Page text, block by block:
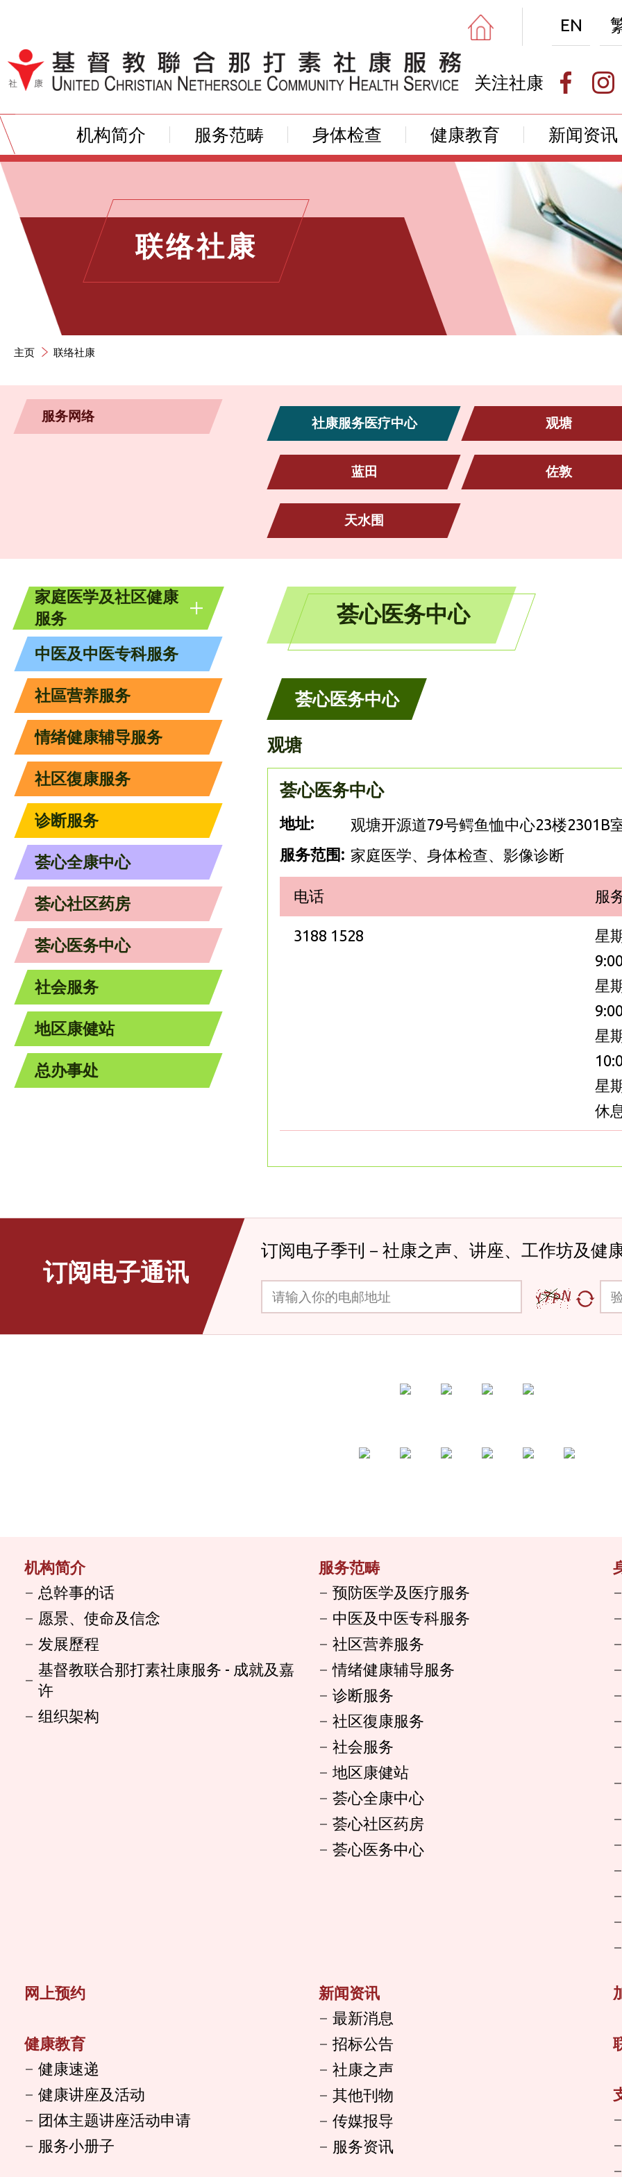
跳到内容（按输入键）
EN
关注社康
机构简介 服务范畴 身体检查 健康教育 新闻资讯
联络社康
主页 联络社康
服务网络 社康服务医疗中心 观塘
蓝田 佐敦
天水围
家庭医学及社区健康
服务
中医及中医专科服务
社區营养服务
情绪健康辅导服务
社区復康服务
诊断服务
荟心全康中心
荟心社区药房
荟心医务中心
社会服务
地区康健站
总办事处
荟心医务中心
荟心医务中心
观塘
荟心医务中心
地址: 观塘开源道79号鳄鱼恤中心23楼2301B
服务范围: 家庭医学、身体检查、影像诊断
电话 服
3188 1528
星
星
星
星
休
订阅电子通讯
订阅电子季刊－社康之声、讲座、工作坊及健
请输入你的电邮地址 验证
机构简介
总幹事的话
愿景、使命及信念
发展歷程
基督教联合那打素社康服务 - 成就及嘉
许
组织架构
服务范畴
预防医学及医疗服务
中医及中医专科服务
社区营养服务
情绪健康辅导服务
诊断服务
社区復康服务
社会服务
地区康健站
荟心全康中心
荟心社区药房
荟心医务中心
网上预约
健康教育
健康速递
健康讲座及活动
团体主题讲座活动申请
服务小册子
新闻资讯
最新消息
招标公告
社康之声
其他刊物
传媒报导
服务资讯